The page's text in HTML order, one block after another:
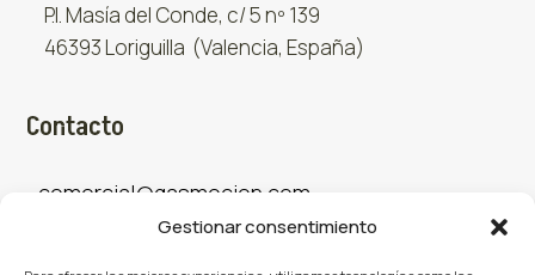
Gestionar consentimiento
P.I. Masía del Conde, c/ 5 nº 139
46393 Loriguilla (Valencia, España)
Contacto
comercial@gasmocion.com